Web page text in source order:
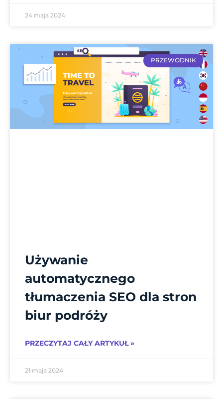
24 maja 2024
PRZEWODNIK
Używanie
automatycznego
tłumaczenia SEO dla stron
biur podróży
PRZECZYTAJ CAŁY ARTYKUŁ »
21 maja 2024